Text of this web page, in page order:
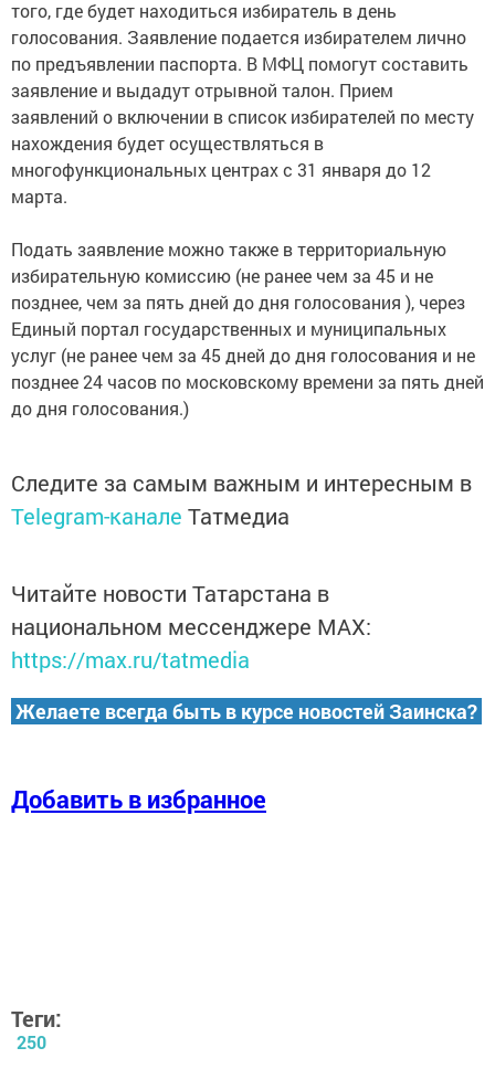
того, где будет находиться избиратель в день
голосования. Заявление подается избирателем лично
по предъявлении паспорта. В МФЦ помогут составить
заявление и выдадут отрывной талон. Прием
заявлений о включении в список избирателей по месту
нахождения будет осуществляться в
многофункциональных центрах с 31 января до 12
марта.
Подать заявление можно также в территориальную
избирательную комиссию (не ранее чем за 45 и не
позднее, чем за пять дней до дня голосования ), через
Единый портал государственных и муниципальных
услуг (не ранее чем за 45 дней до дня голосования и не
позднее 24 часов по московскому времени за пять дней
до дня голосования.)
Следите за самым важным и интересным в
Telegram-канале Татмедиа
Читайте новости Татарстана в
национальном мессенджере MАХ:
https://max.ru/tatmedia
Желаете всегда быть в курсе новостей Заинска?
Добавить в избранное
Теги:
250